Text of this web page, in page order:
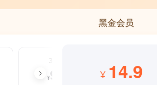
黑金会员
3个月
¥99 ¥ 14.9